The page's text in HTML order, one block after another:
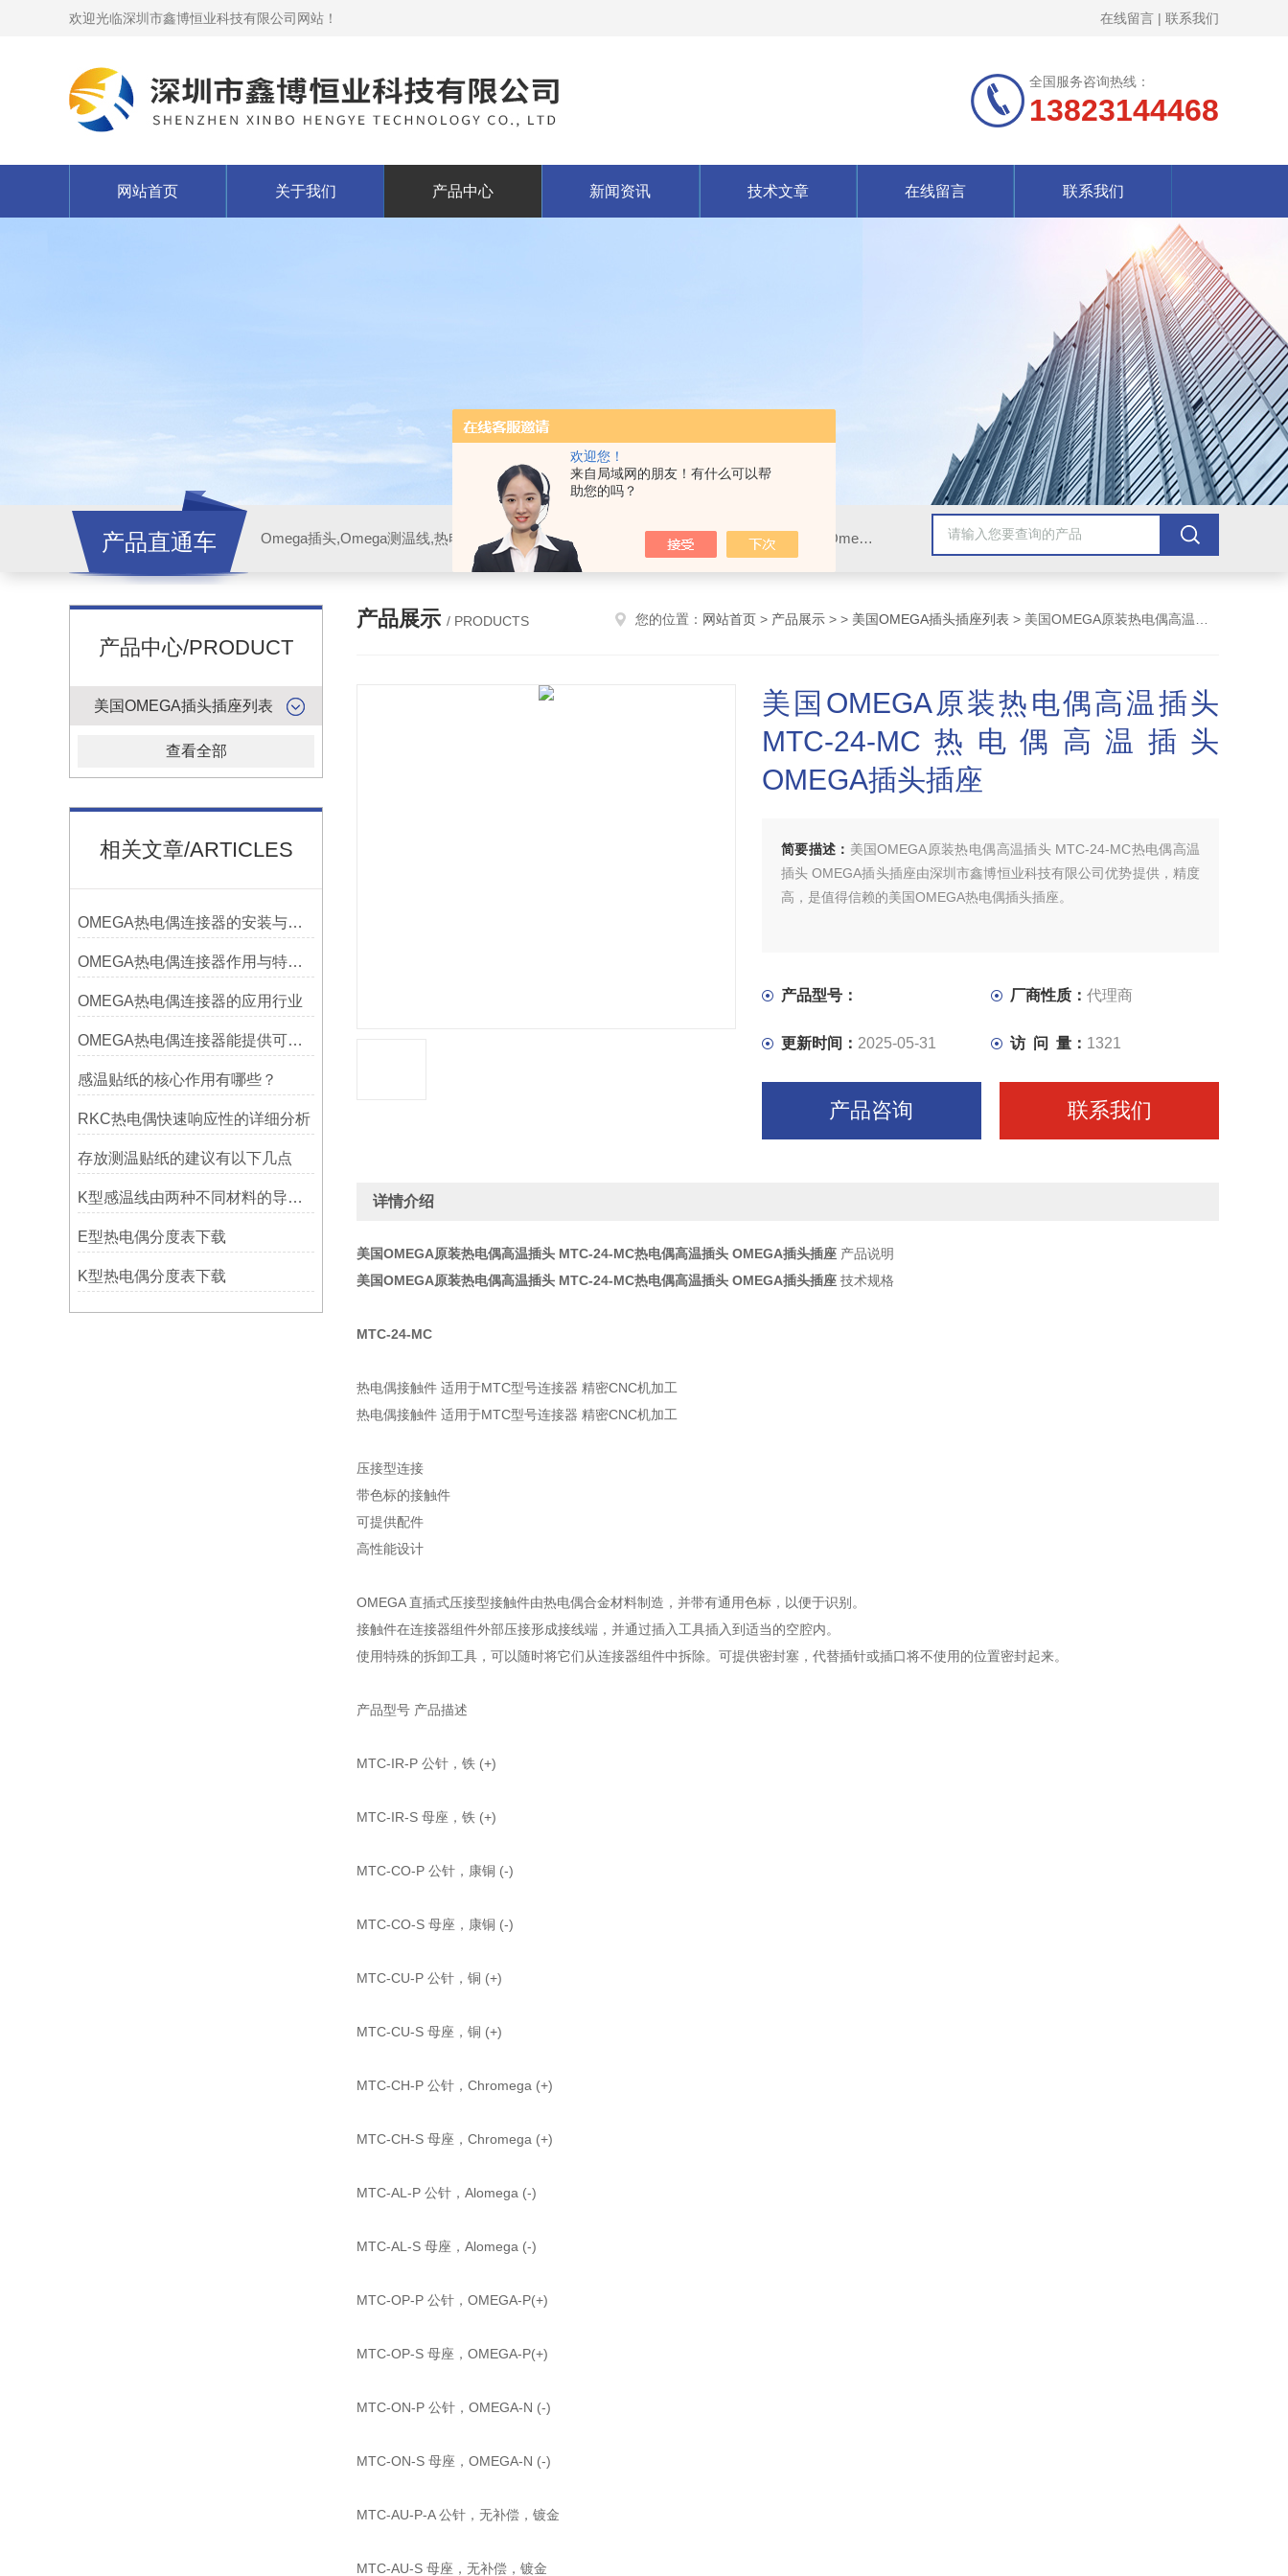
欢迎您！
来自局域网的朋友！有什么可以帮
助您的吗？
欢迎光临深圳市鑫博恒业科技有限公司网站！ 在线留言 | 联系我们
全国服务咨询热线：
13823144468
网站首页 关于我们 产品中心 新闻资讯 技术文章 在线留言 联系我们
产品直通车 Omega插头,Omega测温线,热电偶测温线,热电偶线,铠装热电偶,热电偶连接器,热电偶插头,Omega热电偶线,T型热电偶线,TMC测温纸
产品中心/PRODUCT
美国OMEGA插头插座列表
查看全部
相关文章/ARTICLES
OMEGA热电偶连接器的安装与调试
OMEGA热电偶连接器作用与特点是什么？
OMEGA热电偶连接器的应用行业
OMEGA热电偶连接器能提供可靠的信号传输
感温贴纸的核心作用有哪些？
RKC热电偶快速响应性的详细分析
存放测温贴纸的建议有以下几点
K型感温线由两种不同材料的导线组成
E型热电偶分度表下载
K型热电偶分度表下载
产品展示 / PRODUCTS 您的位置： 网站首页 > 产品展示 > > 美国OMEGA插头插座列表 > 美国OMEGA原装热电偶高温插头 MTC-24-MC热电偶高温插头 OMEGA插头插座
美国OMEGA原装热电偶高温插头
MTC-24-MC热电偶高温插头
OMEGA插头插座
简要描述： 美国OMEGA原装热电偶高温插头 MTC-24-MC热电偶高温
插头 OMEGA插头插座由深圳市鑫博恒业科技有限公司优势提供，精度
高，是值得信赖的美国OMEGA热电偶插头插座。
产品型号： 厂商性质： 代理商
更新时间： 2025-05-31 访 问 量： 1321
产品咨询 联系我们
详情介绍
美国OMEGA原装热电偶高温插头 MTC-24-MC热电偶高温插头 OMEGA插头插座 产品说明
美国OMEGA原装热电偶高温插头 MTC-24-MC热电偶高温插头 OMEGA插头插座 技术规格
MTC-24-MC
热电偶接触件 适用于MTC型号连接器 精密CNC机加工
热电偶接触件 适用于MTC型号连接器 精密CNC机加工
压接型连接
带色标的接触件
可提供配件
高性能设计
OMEGA 直插式压接型接触件由热电偶合金材料制造，并带有通用色标，以便于识别。
接触件在连接器组件外部压接形成接线端，并通过插入工具插入到适当的空腔内。
使用特殊的拆卸工具，可以随时将它们从连接器组件中拆除。可提供密封塞，代替插针或插口将不使用的位置密封起来。
产品型号 产品描述
MTC-IR-P 公针，铁 (+)
MTC-IR-S 母座，铁 (+)
MTC-CO-P 公针，康铜 (-)
MTC-CO-S 母座，康铜 (-)
MTC-CU-P 公针，铜 (+)
MTC-CU-S 母座，铜 (+)
MTC-CH-P 公针，Chromega (+)
MTC-CH-S 母座，Chromega (+)
MTC-AL-P 公针，Alomega (-)
MTC-AL-S 母座，Alomega (-)
MTC-OP-P 公针，OMEGA-P(+)
MTC-OP-S 母座，OMEGA-P(+)
MTC-ON-P 公针，OMEGA-N (-)
MTC-ON-S 母座，OMEGA-N (-)
MTC-AU-P-A 公针，无补偿，镀金
MTC-AU-S 母座，无补偿，镀金